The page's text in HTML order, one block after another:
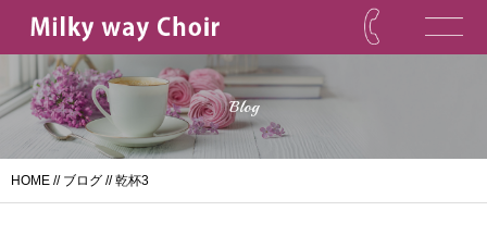
Blog
HOME // ブログ // 乾杯3